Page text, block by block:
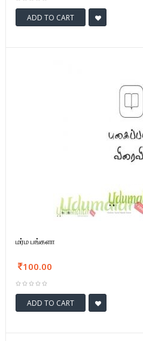
ADD TO CART
மர்ம பங்களா
100.00
ADD TO CART